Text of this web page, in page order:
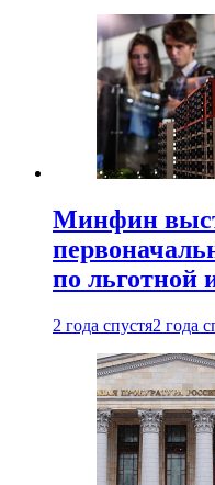
Минфин
по льготной
2 года спустя2 года